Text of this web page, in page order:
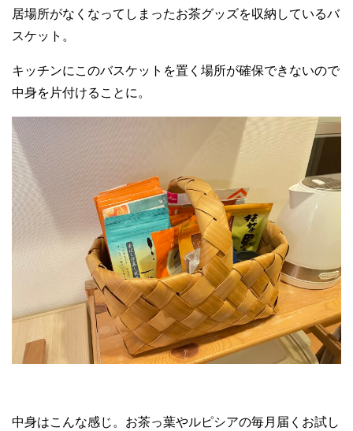
居場所がなくなってしまったお茶グッズを収納しているバ
スケット。
キッチンにこのバスケットを置く場所が確保できないので
中身を片付けることに。
中身はこんな感じ。お茶っ葉やルピシアの毎月届くお試し